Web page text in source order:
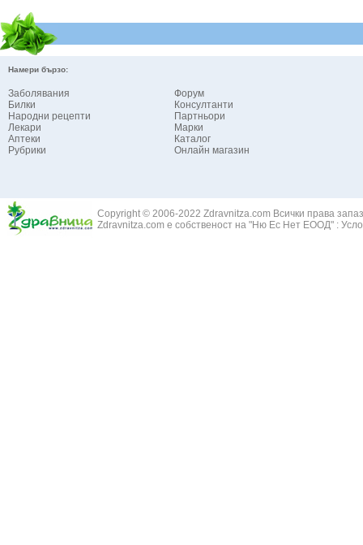
Намери бързо:
Заболявания
Билки
Народни рецепти
Лекари
Аптеки
Рубрики
Форум
Консултанти
Партньори
Марки
Каталог
Онлайн магазин
Copyright © 2006-2022 Zdravnitza.com Всички права
Zdravnitza.com е собственост на "Ню Ес Нет ЕООД" :